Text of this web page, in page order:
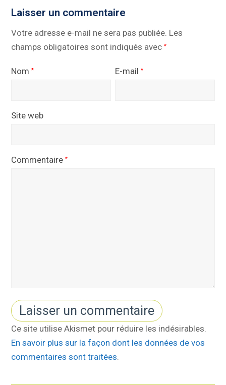
Laisser un commentaire
Votre adresse e-mail ne sera pas publiée. Les
champs obligatoires sont indiqués avec*
Nom* E-mail*
Site web
Commentaire*
Ce site utilise Akismet pour réduire les indésirables.
En savoir plus sur la façon dont les données de vos
commentaires sont traitées